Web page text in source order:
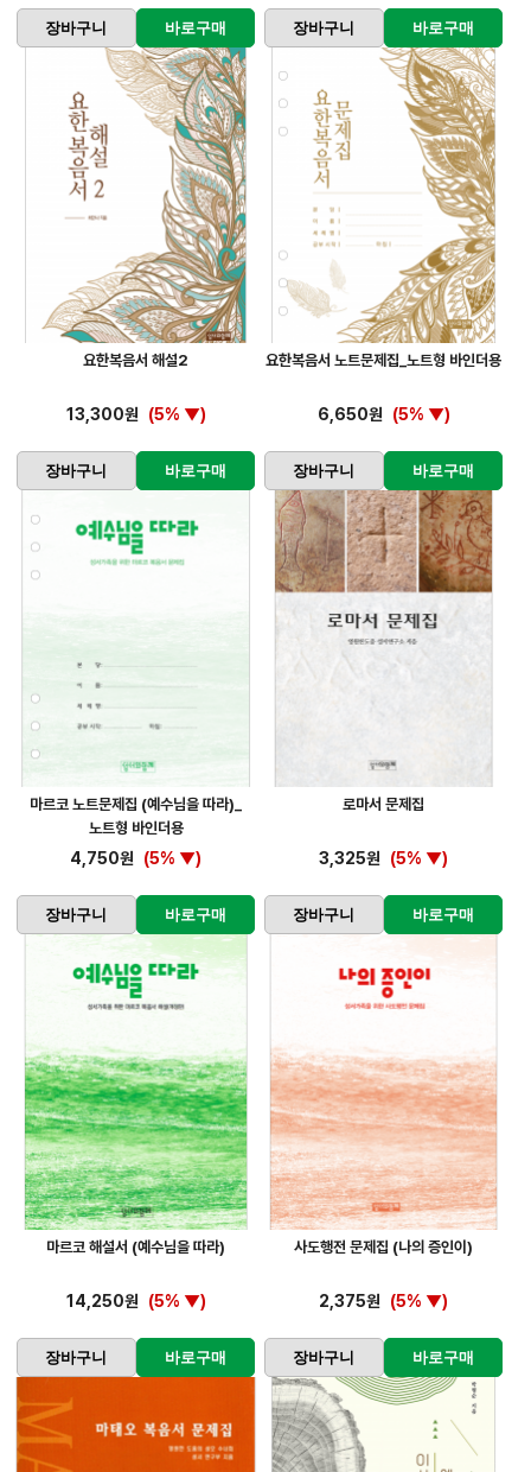
장바구니 바로구매 장바구니 바로구매
요한복음서 해설2
13,300원 (5% ▼)
장바구니 바로구매
요한복음서 노트문제집_노트형 바인더용
6,650원 (5% ▼)
장바구니 바로구매
마르코 노트문제집 (예수님을 따라)_
노트형 바인더용
4,750원 (5% ▼)
장바구니 바로구매
로마서 문제집
3,325원 (5% ▼)
장바구니 바로구매
마르코 해설서 (예수님을 따라)
14,250원 (5% ▼)
장바구니 바로구매
사도행전 문제집 (나의 증인이)
2,375원 (5% ▼)
장바구니 바로구매